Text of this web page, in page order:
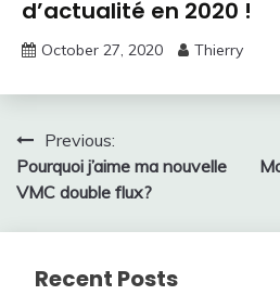
d’actualité en 2020 !
October 27, 2020 Thierry
Post
navigation
Previous:
Pourquoi j’aime ma nouvelle
VMC double flux?
Recent Posts